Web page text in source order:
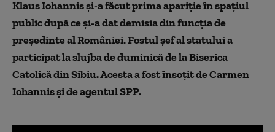
Klaus Iohannis și-a făcut prima apariție în spațiul
public după ce și-a dat demisia din funcția de
președinte al României. Fostul șef al statului a
participat la slujba de duminică de la Biserica
Catolică din Sibiu. Acesta a fost însoțit de Carmen
Iohannis și de agentul SPP.